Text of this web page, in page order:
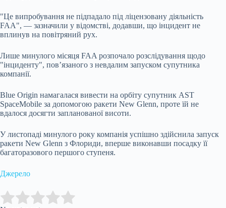
"Це випробування не підпадало під ліцензовану діяльність
FAA", — зазначили у відомстві, додавши, що інцидент не
вплинув на повітряний рух.
Лише минулого місяця FAA розпочало розслідування щодо
"інциденту", пов’язаного з невдалим запуском супутника
компанії.
Blue Origin намагалася вивести на орбіту супутник AST
SpaceMobile за допомогою ракети New Glenn, проте їй не
вдалося досягти запланованої висоти.
У листопаді минулого року компанія успішно здійснила запуск
ракети New Glenn з Флориди, вперше виконавши посадку її
багаторазового першого ступеня.
Джерело
Rate this item: